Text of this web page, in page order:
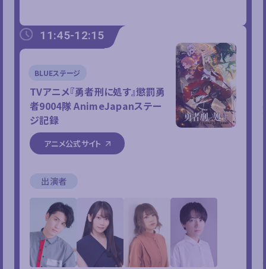
11:45-12:15
BLUEステージ
TVアニメ『勇者刑に処す』懲罰勇
者9004隊 AnimeJapanステー
ジ記録
アニメ公式サイト
出演者